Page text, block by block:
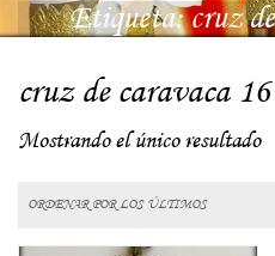
Etiqueta:cruz
cruz de caravaca
Mostrando el único resultado